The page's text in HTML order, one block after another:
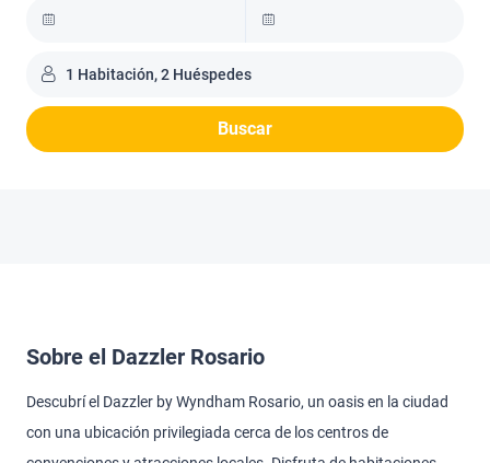
1 Habitación, 2 Huéspedes
Buscar
Sobre el Dazzler Rosario
Descubrí el Dazzler by Wyndham Rosario, un oasis en la ciudad
con una ubicación privilegiada cerca de los centros de